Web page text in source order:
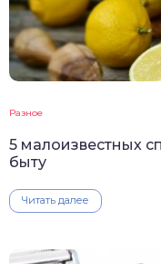
Разное
5 малоизвестных
быту
Читать далее